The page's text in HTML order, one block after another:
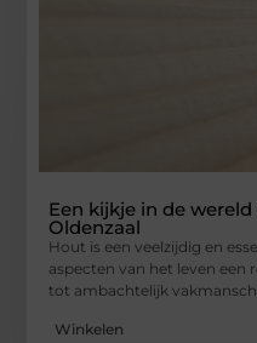
Een kijkje in de
Oldenzaal
Hout is een veelzijdig en
aspecten van het leven een
tot ambachtelijk
Winkelen